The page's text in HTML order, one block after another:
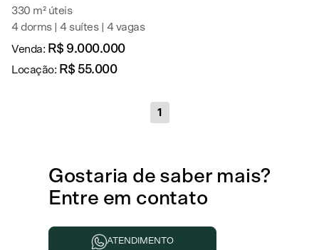
330 m² úteis
4 dorms | 4 suítes | 4 vagas
Venda: R$ 9.000.000
Locação: R$ 55.000
1
Gostaria de saber mais?
Entre em contato
ATENDIMENTO